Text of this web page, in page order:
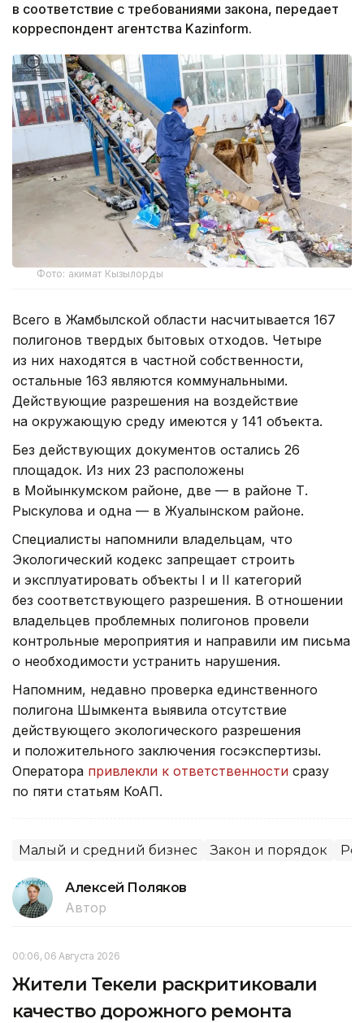
в соответствие с требованиями закона, передает
корреспондент агентства Kazinform.
Фото: акимат Кызылорды
Всего в Жамбылской области насчитывается 167
полигонов твердых бытовых отходов. Четыре
из них находятся в частной собственности,
остальные 163 являются коммунальными.
Действующие разрешения на воздействие
на окружающую среду имеются у 141 объекта.
Без действующих документов остались 26
площадок. Из них 23 расположены
в Мойынкумском районе, две — в районе Т.
Рыскулова и одна — в Жуалынском районе.
Специалисты напомнили владельцам, что
Экологический кодекс запрещает строить
и эксплуатировать объекты I и II категорий
без соответствующего разрешения. В отношении
владельцев проблемных полигонов провели
контрольные мероприятия и направили им письма
о необходимости устранить нарушения.
Напомним, недавно проверка единственного
полигона Шымкента выявила отсутствие
действующего экологического разрешения
и положительного заключения госэкспертизы.
Оператора привлекли к ответственности сразу
по пяти статьям КоАП.
Малый и средний бизнес Закон и порядок
Алексей Поляков
Автор
00:06, 06 Августа 2026
Жители Текели раскритиковали
качество дорожного ремонта